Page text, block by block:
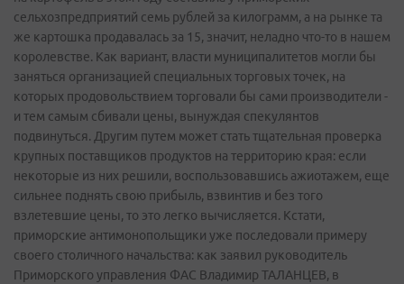
сельхозпредприятий семь рублей за килограмм, а на рынке та
же картошка продавалась за 15, значит, неладно что-то в нашем
королевстве. Как вариант, власти муниципалитетов могли бы
заняться организацией специальных торговых точек, на
которых продовольствием торговали бы сами производители -
и тем самым сбивали цены, вынуждая спекулянтов
подвинуться. Другим путем может стать тщательная проверка
крупных поставщиков продуктов на территорию края: если
некоторые из них решили, воспользовавшись ажиотажем, еще
сильнее поднять свою прибыль, взвинтив и без того
взлетевшие цены, то это легко вычисляется. Кстати,
приморские антимонопольщики уже последовали примеру
своего столичного начальства: как заявил руководитель
Приморского управления ФАС Владимир ТАЛАНЦЕВ, в